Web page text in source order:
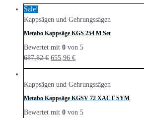
Sale!
Kappsägen und Gehrungssägen
Metabo Kappsäge KGS 254 M Set
Bewertet mit0 von 5
687,82€ 655,96€
Kappsägen und Gehrungssägen
Metabo Kappsäge KGSV 72 XACT SYM
Bewertet mit0 von 5